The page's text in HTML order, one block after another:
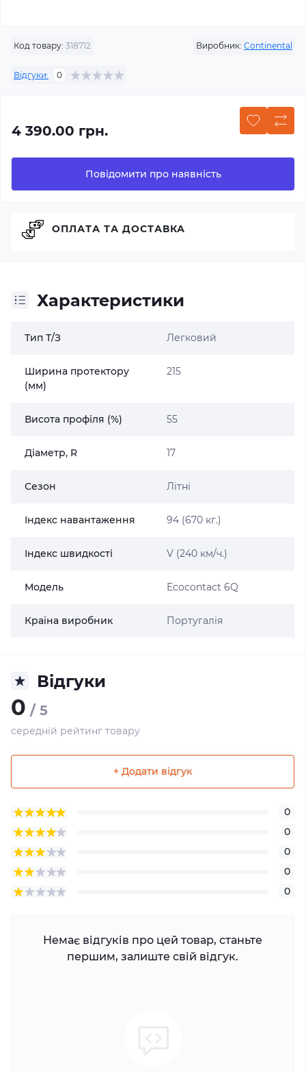
Код товару: 318712 Виробник: Continental
Відгуки: 0
4 390.00 грн.
Повідомити про наявність
Характеристики
Тип Т/З Легковий
Ширина протектору
(мм)
215
Висота профіля (%) 55
Діаметр, R 17
Сезон Літні
Індекс навантаження 94 (670 кг.)
Індекс швидкості V (240 км/ч.)
Модель Ecocontact 6Q
Країна виробник Португалія
Відгуки
0 / 5
середній рейтинг товару
+ Додати відгук
0
0
0
0
0
Немає відгуків про цей товар, станьте
першим, залиште свій відгук.
ОПЛАТА ТА ДОСТАВКА